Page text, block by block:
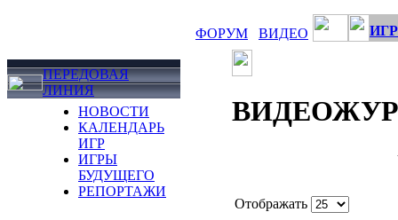
ФОРУМ ВИДЕО
ПЕРЕДОВАЯ
ЛИНИЯ
НОВОСТИ
КАЛЕНДАРЬ
ИГР
ИГРЫ
БУДУЩЕГО
РЕПОРТАЖИ
Отображать